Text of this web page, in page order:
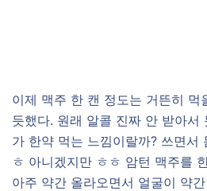
이제 맥주 한 캔 정도는 거뜬히 먹
듯했다. 원래 알콜 진짜 안 받아서
가 한약 먹는 느낌이랄까? 쓰면서
ㅎ 아니겠지만 ㅎㅎ 암턴 맥주를
아주 약간 올라오면서 얼굴이 약